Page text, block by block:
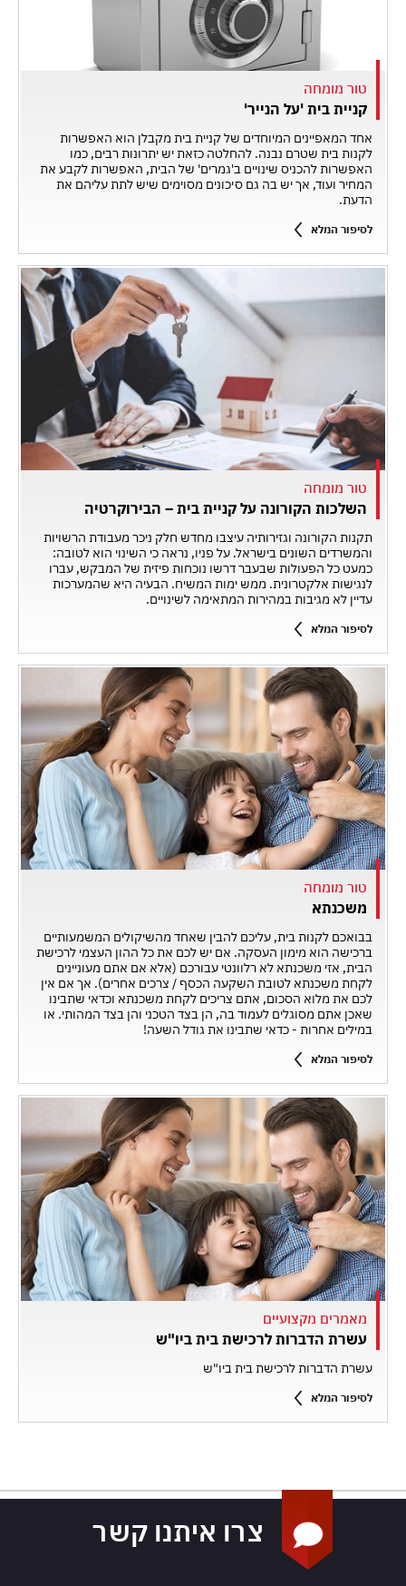
טור מומחה
קניית בית 'על הנייר'
אחד המאפיינים המיוחדים של קניית בית מקבלן הוא האפשרות
לקנות בית שטרם נבנה. להחלטה כזאת יש יתרונות רבים, כמו
האפשרות להכניס שינויים ב'גמרים' של הבית, האפשרות לקבע את
המחיר ועוד, אך יש בה גם סיכונים מסוימים שיש לתת עליהם את
הדעת.
לסיפור המלא
טור מומחה
השלכות הקורונה על קניית בית – הבירוקרטיה
תקנות הקורונה וגזירותיה עיצבו מחדש חלק ניכר מעבודת הרשויות
והמשרדים השונים בישראל. על פניו, נראה כי השינוי הוא לטובה:
כמעט כל הפעולות שבעבר דרשו נוכחות פיזית של המבקש, עברו
לנגישות אלקטרונית. ממש ימות המשיח. הבעיה היא שהמערכות
עדיין לא מגיבות במהירות המתאימה לשינויים.
לסיפור המלא
טור מומחה
משכנתא
בבואכם לקנות בית, עליכם להבין שאחד מהשיקולים המשמעותיים
ברכישה הוא מימון העסקה. אם יש לכם את כל ההון העצמי לרכישת
הבית, אזי משכנתא לא רלוונטי עבורכם (אלא אם אתם מעוניינים
לקחת משכנתא לטובת השקעה הכסף / צרכים אחרים). אך אם אין
לכם את מלוא הסכום, אתם צריכים לקחת משכנתא וכדאי שתבינו
שאכן אתם מסוגלים לעמוד בה, הן בצד הטכני והן בצד המהותי. או
במילים אחרות - כדאי שתבינו את גודל השעה!
לסיפור המלא
מאמרים מקצועיים
עשרת הדברות לרכישת בית ביו"ש
עשרת הדברות לרכישת בית ביו"ש
לסיפור המלא
צרו איתנו קשר